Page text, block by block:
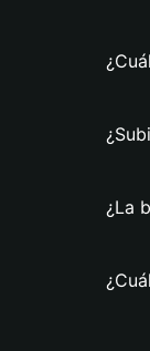
¿La